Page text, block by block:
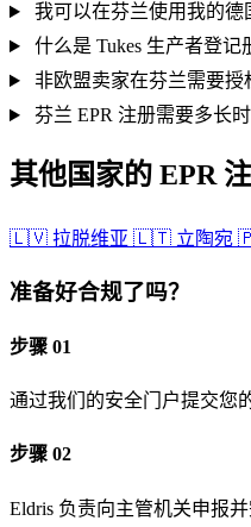
我可以在芬兰使用我的德
什么是 Tukes 生产者登记
非欧盟卖家在芬兰需要授
芬兰 EPR 注册需要多长时
其他国家的 EPR
🇱🇻 拉脱维亚 🇱🇹 立陶宛
准备好合规了吗？
步骤 01
通过我们的安全门户提交您
步骤 02
Eldris 负责向主管机关申报并